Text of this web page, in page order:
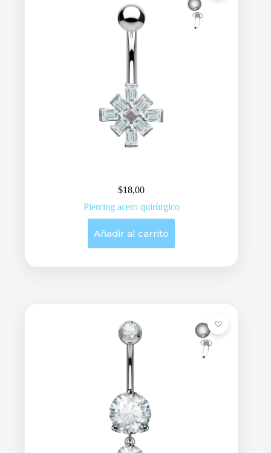
$18,00
Piercing acero quirùrgico
Añadir al carrito